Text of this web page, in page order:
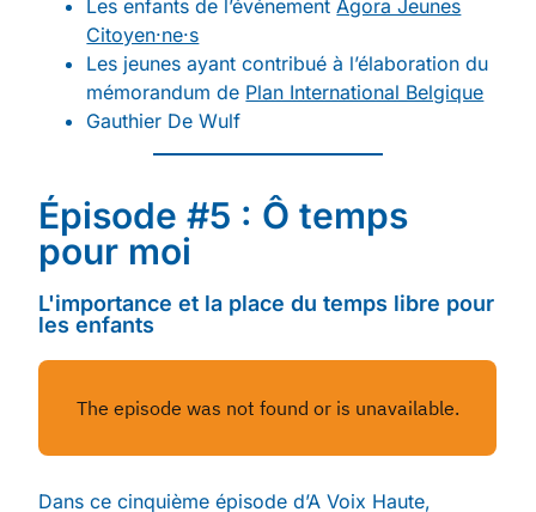
Les enfants de l’événement Agora Jeunes
Citoyen·ne·s
Les jeunes ayant contribué à l’élaboration du
mémorandum de Plan International Belgique
Gauthier De Wulf
Épisode #5 : Ô temps
pour moi
L'importance et la place du temps libre pour
les enfants
Dans ce cinquième épisode d’A Voix Haute,